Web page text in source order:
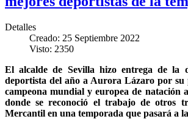
Detalles
Creado: 25 Septiembre 2022
Visto: 2350
El alcalde de Sevilla hizo entrega de la
deportista del año a Aurora Lázaro por su
campeona mundial y europea de natación
donde se reconoció el trabajo de otros
Mercantil en una temporada que pasará a